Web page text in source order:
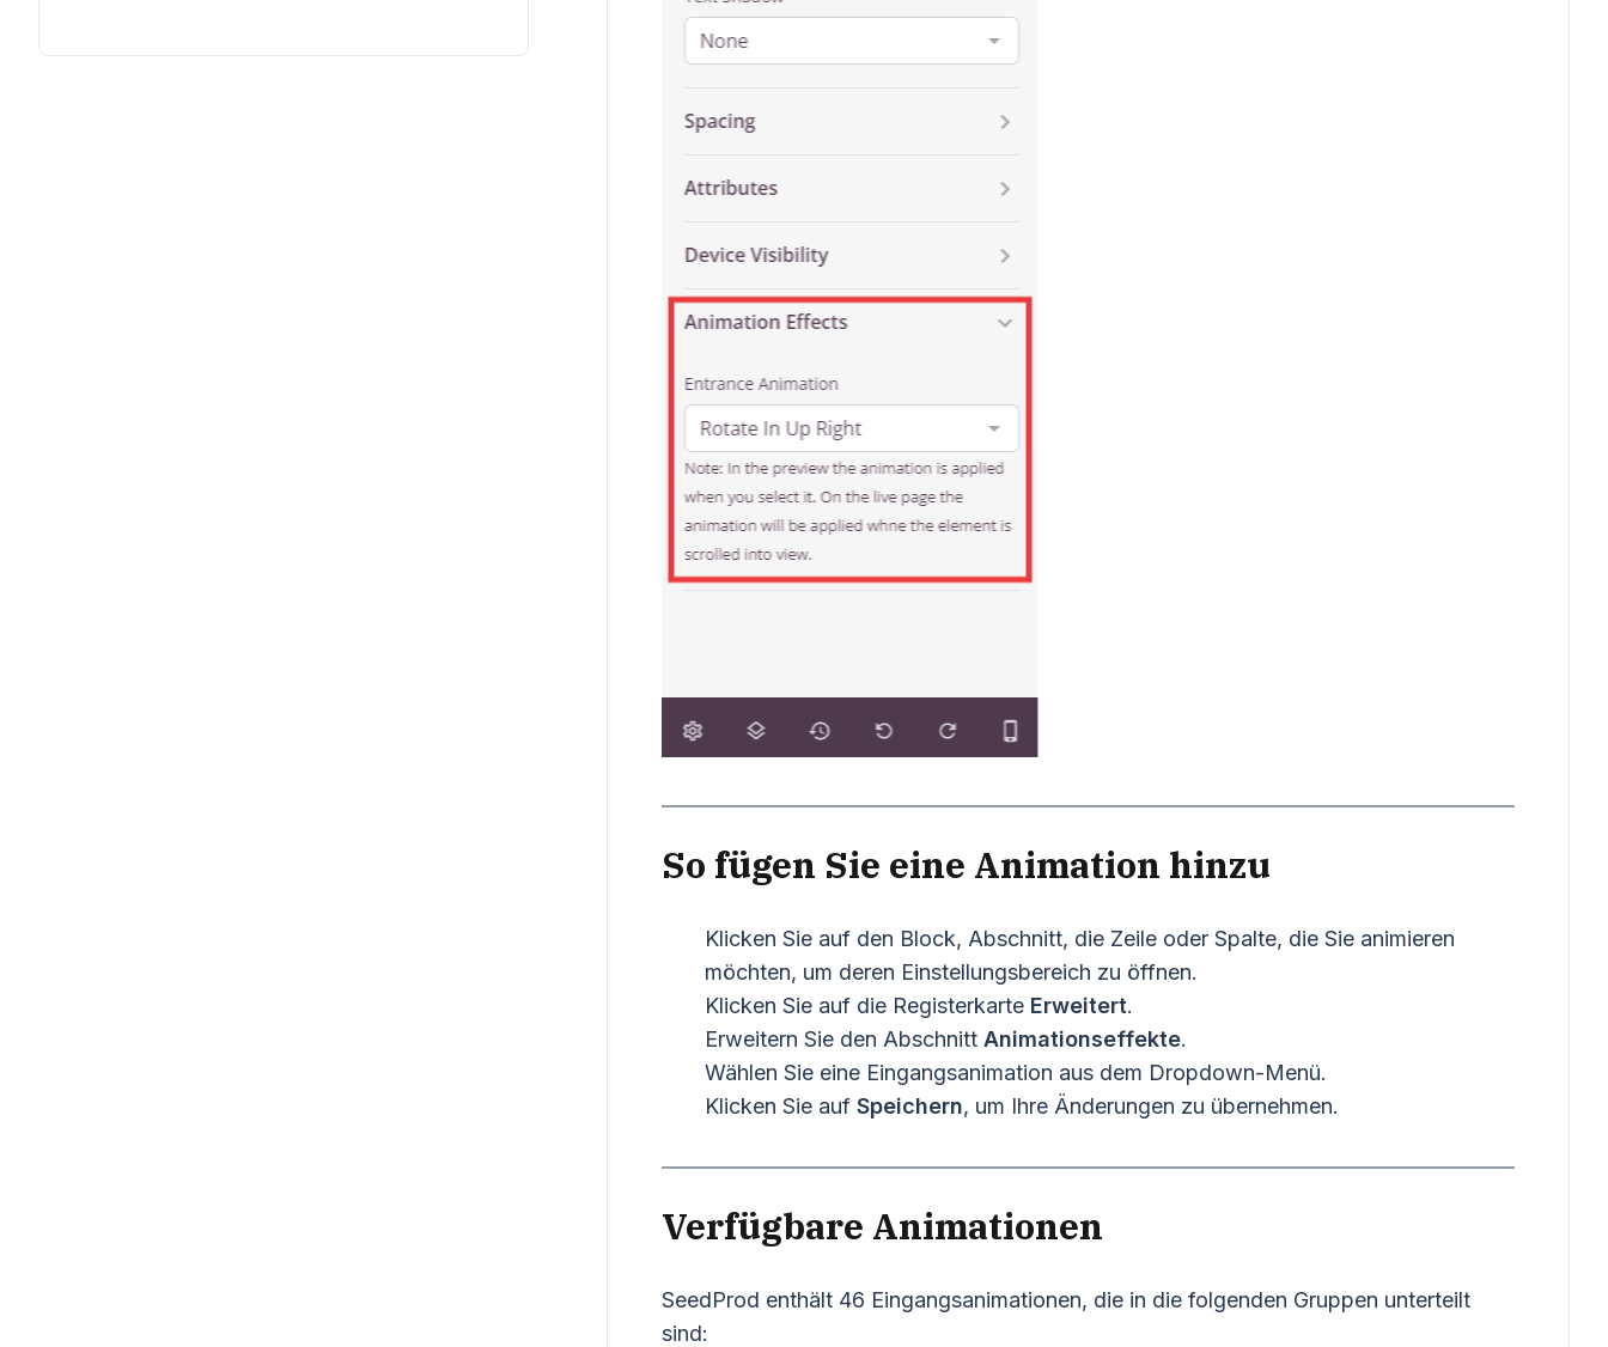
So fügen Sie eine Animation hinzu
Klicken Sie auf den Block, Abschnitt, die Zeile oder Spalte, die Sie animieren
möchten, um deren Einstellungsbereich zu öffnen.
Klicken Sie auf die Registerkarte Erweitert.
Erweitern Sie den Abschnitt Animationseffekte.
Wählen Sie eine Eingangsanimation aus dem Dropdown-Menü.
Klicken Sie auf Speichern, um Ihre Änderungen zu übernehmen.
Verfügbare Animationen
SeedProd enthält 46 Eingangsanimationen, die in die folgenden Gruppen unterteilt
sind: